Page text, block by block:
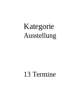
Kategorie
Ausstellung
13 Termine